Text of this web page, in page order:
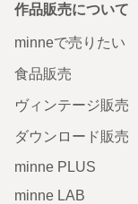
作品販売について
minneで売りたい
食品販売
ヴィンテージ販売
ダウンロード販売
minne PLUS
minne LAB